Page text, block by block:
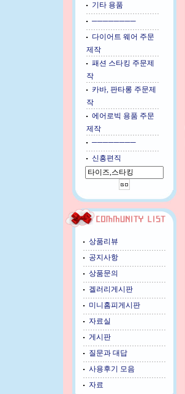
기타 용품
────────
다이어트 웨어 주문
제작
패션 스타킹 주문제
작
카바, 판타롱 주문제
작
에어로빅 용품 주문
제작
────────
신흥편직
상품리뷰
공지사항
상품문의
겔러리게시판
미니홈피게시판
자료실
게시판
질문과 대답
사용후기 모음
자료